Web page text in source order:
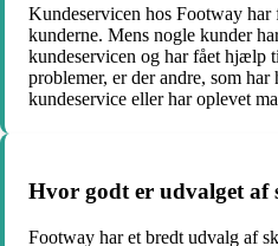
Kundeservicen hos Footway har
kunderne. Mens nogle kunder
kundeservicen og har fået hjælp
problemer, er der andre, som
kundeservice eller har oplevet
Hvor godt er udvalget af
Footway har et bredt udvalg af